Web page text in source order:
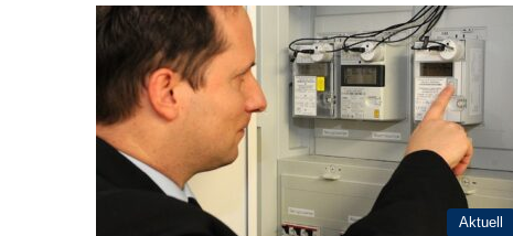
Aktuell